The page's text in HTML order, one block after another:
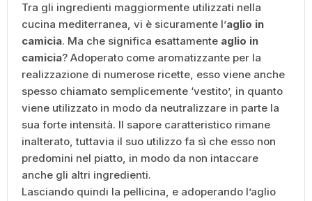
Tra gli ingredienti maggiormente utilizzati nella
cucina mediterranea, vi è sicuramente l’aglio in
camicia. Ma che significa esattamente aglio in
camicia? Adoperato come aromatizzante per la
realizzazione di numerose ricette, esso viene anche
spesso chiamato semplicemente ‘vestito’, in quanto
viene utilizzato in modo da neutralizzare in parte la
sua forte intensità. Il sapore caratteristico rimane
inalterato, tuttavia il suo utilizzo fa sì che esso non
predomini nel piatto, in modo da non intaccare
anche gli altri ingredienti.
Lasciando quindi la pellicina, e adoperando l’aglio